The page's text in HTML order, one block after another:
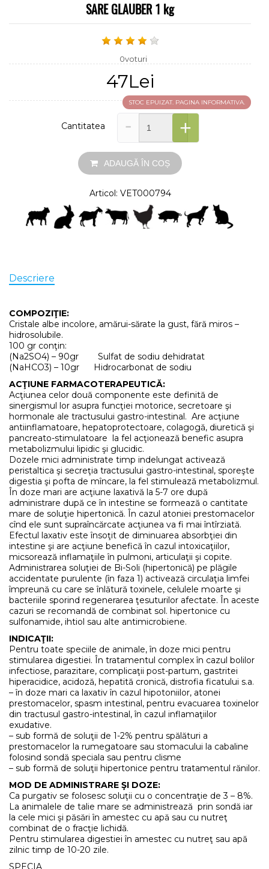
SARE GLAUBER 1 kg
0voturi
47Lei
STOC EPUIZAT. PAGINA INFORMATIVA.
Cantitatea - +
ADAUGĂ ÎN COȘ
Articol: VET000794
Descriere
COMPOZIŢIE:
Cristale albe incolore, amărui-sărate la gust, fără miros –
hidrosolubile.
100 gr conţin:
(Na2SO4) – 90gr Sulfat de sodiu dehidratat
(NaHCO3) – 10gr Hidrocarbonat de sodiu
ACŢIUNE FARMACOTERAPEUTICĂ:
Acţiunea celor două componente este definită de
sinergismul lor asupra funcţiei motorice, secretoare şi
hormonale ale tractusului gastro-intestinal. Are acţiune
antiinflamatoare, hepatoprotectoare, colagogă, diuretică şi
pancreato-stimulatoare la fel acţionează benefic asupra
metabolizmului lipidic şi glucidic.
Dozele mici administrate timp indelungat activează
peristaltica şi secreţia tractusului gastro-intestinal, sporeşte
digestia şi pofta de mîncare, la fel stimulează metabolizmul.
În doze mari are acţiune laxativă la 5-7 ore după
administrare după ce în intestine se formează o cantitate
mare de soluţie hipertonică. În cazul atoniei prestomacelor
cînd ele sunt supraîncărcate acţiunea va fi mai întîrziată.
Efectul laxativ este însoţit de diminuarea absorbţiei din
intestine şi are acţiune benefică în cazul intoxicaţiilor,
micsorează inflamaţiile în pulmoni, articulaţii şi copite.
Administrarea soluţiei de Bi-Soli (hipertonică) pe plăgile
accidentate purulente (în faza 1) activează circulaţia limfei
împreună cu care se înlătură toxinele, celulele moarte şi
bacteriile sporind regenerarea ţesuturilor afectate. În aceste
cazuri se recomandă de combinat sol. hipertonice cu
sulfonamide, ihtiol sau alte antimicrobiene.
INDICAŢII:
Pentru toate speciile de animale, în doze mici pentru
stimularea digestiei. În tratamentul complex în cazul bolilor
infectiose, parazitare, complicaţii post-partum, gastritei
hiperacidice, acidoză, hepatită cronică, distrofia ficatului s.a.
– în doze mari ca laxativ în cazul hipotoniilor, atonei
prestomacelor, spasm intestinal, pentru evacuarea toxinelor
din tractusul gastro-intestinal, în cazul inflamaţiilor
exudative.
– sub formă de soluţii de 1-2% pentru spălături a
prestomacelor la rumegatoare sau stomacului la cabaline
folosind sondă speciala sau pentru clisme
– sub formă de soluţii hipertonice pentru tratamentul rănilor.
MOD DE ADMINISTRARE ŞI DOZE:
Ca purgativ se folosesc soluţii cu o concentraţie de 3 – 8%.
La animalele de talie mare se administrează prin sondă iar
la cele mici şi păsări în amestec cu apă sau cu nutreţ
combinat de o fracţie lichidă.
Pentru stimularea digestiei în amestec cu nutreţ sau apă
zilnic timp de 10-20 zile.
SPECIA